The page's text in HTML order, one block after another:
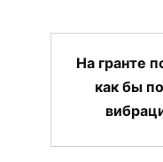
На гранте
как бы